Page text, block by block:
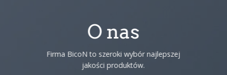
O nas
Firma BicoN to szeroki wybór najlepszej
jakości produktów.